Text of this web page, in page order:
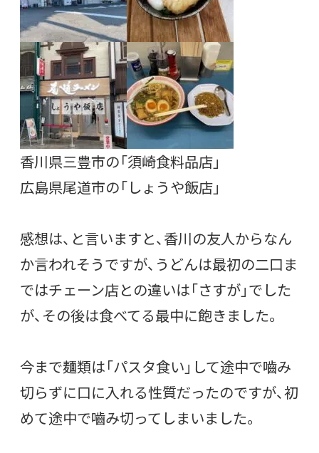
香川県三豊市の「須崎食料品店」
広島県尾道市の「しょうや飯店」
感想は、と言いますと、香川の友人からなん
か言われそうですが、うどんは最初の二口ま
ではチェーン店との違いは「さすが」でした
が、その後は食べてる最中に飽きました。
今まで麺類は「パスタ食い」して途中で嚙み
切らずに口に入れる性質だったのですが、初
めて途中で嚙み切ってしまいました。